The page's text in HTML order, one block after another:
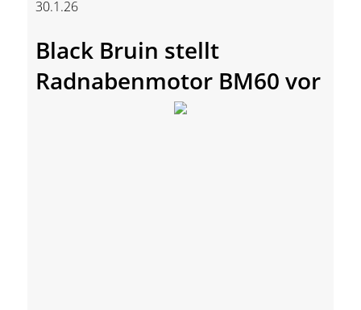
30.1.26
Black Bruin stellt
Radnabenmotor BM60 vor